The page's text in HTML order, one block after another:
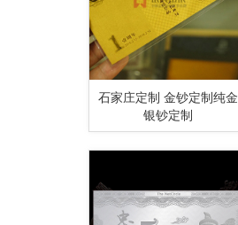
石家庄定制 金钞定制纯金
银钞定制